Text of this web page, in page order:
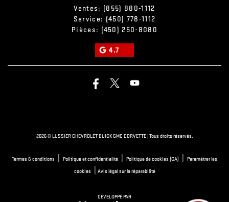
Ventes: (855) 880-1112
Service: (450) 778-1112
Pièces: (450) 250-8080
4.7
2026 © LUSSIER CHEVROLET BUICK GMC CORVETTE| Tous droits réservés.
Termes & conditions Politique et confidentialité Politique de cookies (CA)
Paramétrer les
cookies| Avis légal sur la réparabilité
DÉVELOPPÉ PAR